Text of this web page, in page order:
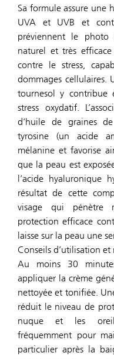
Sa formule assure une
UVA et UVB et
préviennent le photo
naturel et très
contre le stress,
dommages cellulaires.
tournesol y contribue
stress oxydatif.
d’huile de graines
tyrosine (un acide
mélanine et favorise
que la peau est
l’acide hyaluronique
résultat de cette
visage qui pénètre
protection efficace
laisse sur la peau une
Conseils d’utilisation et
Au moins 30
appliquer la crème
nettoyée et tonifiée.
réduit le niveau de
nuque et les
fréquemment pour
particulier après la